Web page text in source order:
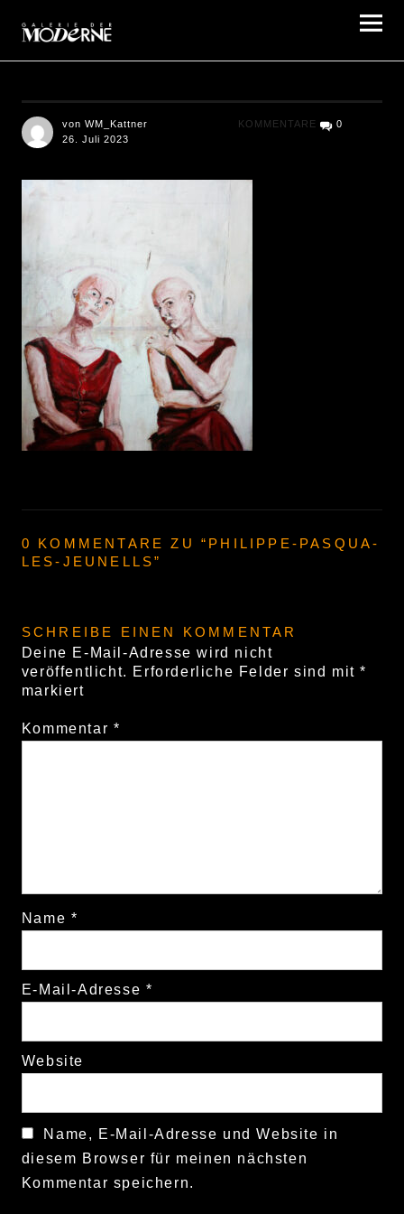
von WM_Kattner
26. Juli 2023
KOMMENTARE 0
0 KOMMENTARE ZU “ PHILIPPE-PASQUA-
LES-JEUNELLS”
SCHREIBE EINEN KOMMENTAR
Deine E-Mail-Adresse wird nicht
veröffentlicht. Erforderliche Felder sind mit*
markiert
Kommentar *
Name *
E-Mail-Adresse *
Website
Name, E-Mail-Adresse und Website in
diesem Browser für meinen nächsten
Kommentar speichern.